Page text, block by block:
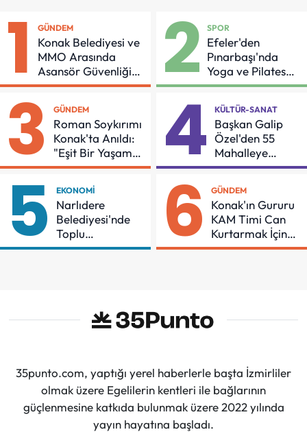
1 GÜNDEM
Konak Belediyesi ve
MMO Arasında
Asansör Güvenliği
İçin Önemli Protokol
2 SPOR
Efeler'den
Pınarbaşı'nda
Yoga ve Pilates
Buluşması
3 GÜNDEM
Roman Soykırımı
Konak'ta Anıldı:
"Eşit Bir Yaşam
İçin Mücadeleyi
4 KÜLTÜR-SANAT
Başkan Galip
Özel'den 55
Mahalleye
Çocuk Şenliği
5 EKONOMI
Narlıdere
Belediyesi'nde
Toplu
Sözleşmeye
6 GÜNDEM
Konak'ın Gururu
KAM Timi Can
Kurtarmak İçin
Demir Aldı
35punto.com, yaptığı yerel haberlerle başta İzmirliler
olmak üzere Egelilerin kentleri ile bağlarının
güçlenmesine katkıda bulunmak üzere 2022 yılında
yayın hayatına başladı.